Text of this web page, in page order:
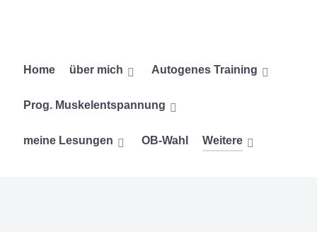
Home über mich Autogenes Training
Prog. Muskelentspannung
meine Lesungen OB-Wahl Weitere